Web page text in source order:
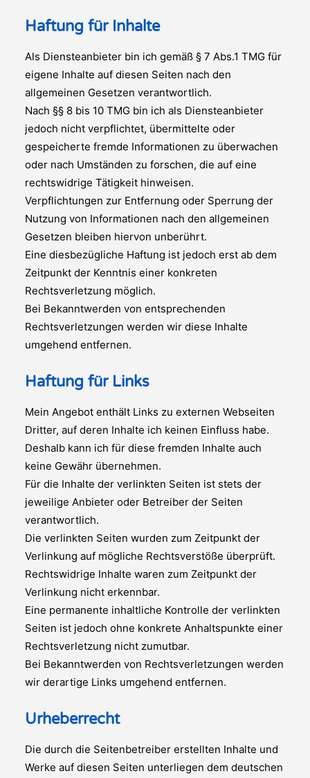
Haftung für Inhalte
Als Diensteanbieter bin ich gemäß § 7 Abs.1 TMG für
eigene Inhalte auf diesen Seiten nach den
allgemeinen Gesetzen verantwortlich.
Nach §§ 8 bis 10 TMG bin ich als Diensteanbieter
jedoch nicht verpflichtet, übermittelte oder
gespeicherte fremde Informationen zu überwachen
oder nach Umständen zu forschen, die auf eine
rechtswidrige Tätigkeit hinweisen.
Verpflichtungen zur Entfernung oder Sperrung der
Nutzung von Informationen nach den allgemeinen
Gesetzen bleiben hiervon unberührt.
Eine diesbezügliche Haftung ist jedoch erst ab dem
Zeitpunkt der Kenntnis einer konkreten
Rechtsverletzung möglich.
Bei Bekanntwerden von entsprechenden
Rechtsverletzungen werden wir diese Inhalte
umgehend entfernen.
Haftung für Links
Mein Angebot enthält Links zu externen Webseiten
Dritter, auf deren Inhalte ich keinen Einfluss habe.
Deshalb kann ich für diese fremden Inhalte auch
keine Gewähr übernehmen.
Für die Inhalte der verlinkten Seiten ist stets der
jeweilige Anbieter oder Betreiber der Seiten
verantwortlich.
Die verlinkten Seiten wurden zum Zeitpunkt der
Verlinkung auf mögliche Rechtsverstöße überprüft.
Rechtswidrige Inhalte waren zum Zeitpunkt der
Verlinkung nicht erkennbar.
Eine permanente inhaltliche Kontrolle der verlinkten
Seiten ist jedoch ohne konkrete Anhaltspunkte einer
Rechtsverletzung nicht zumutbar.
Bei Bekanntwerden von Rechtsverletzungen werden
wir derartige Links umgehend entfernen.
Urheberrecht
Die durch die Seitenbetreiber erstellten Inhalte und
Werke auf diesen Seiten unterliegen dem deutschen